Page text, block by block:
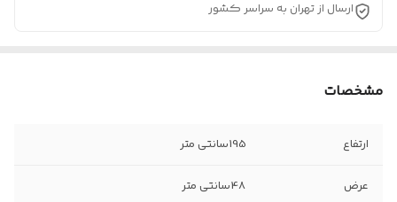
ارسال از تهران به سراسر کشور
مشخصات
ارتفاع 195سانتی متر
عرض 48سانتی متر